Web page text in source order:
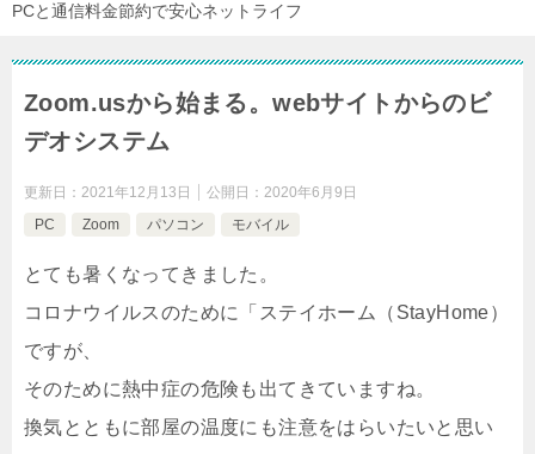
PCと通信料金節約で安心ネットライフ
Zoom.usから始まる。webサイトからのビ
デオシステム
更新日： 2021年12月13日 公開日： 2020年6月9日
PC
Zoom パソコン モバイル
とても暑くなってきました。
コロナウイルスのために「ステイホーム（StayHome）
ですが、
そのために熱中症の危険も出てきていますね。
換気とともに部屋の温度にも注意をはらいたいと思い